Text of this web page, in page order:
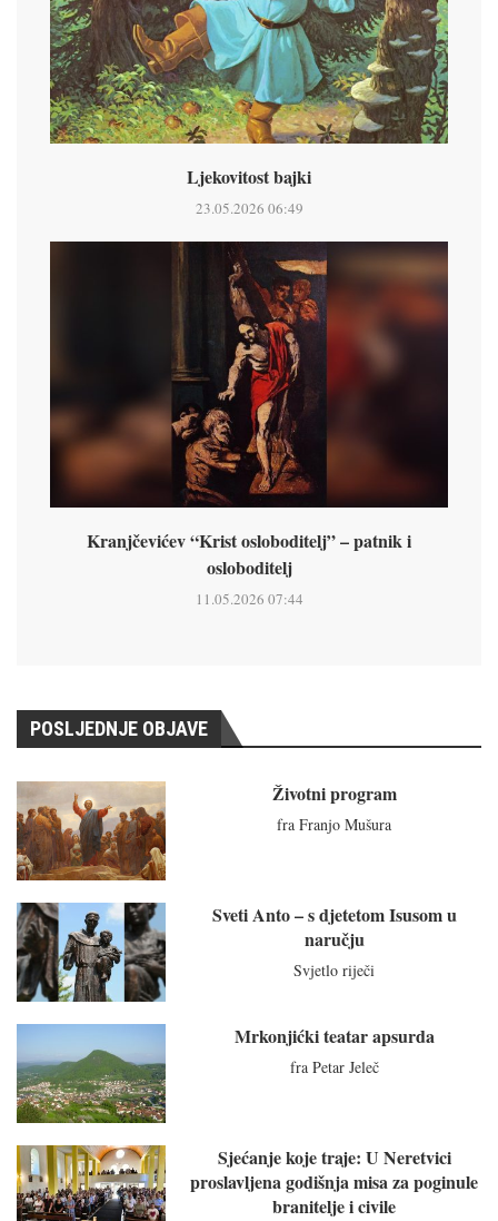
Ljekovitost bajki
23.05.2026 06:49
Kranjčevićev “Krist osloboditelj” – patnik i
osloboditelj
11.05.2026 07:44
POSLJEDNJE OBJAVE
Životni program
fra Franjo Mušura
Sveti Anto – s djetetom Isusom u
naručju
Svjetlo riječi
Mrkonjićki teatar apsurda
fra Petar Jeleč
Sjećanje koje traje: U Neretvici
proslavljena godišnja misa za poginule
branitelje i civile